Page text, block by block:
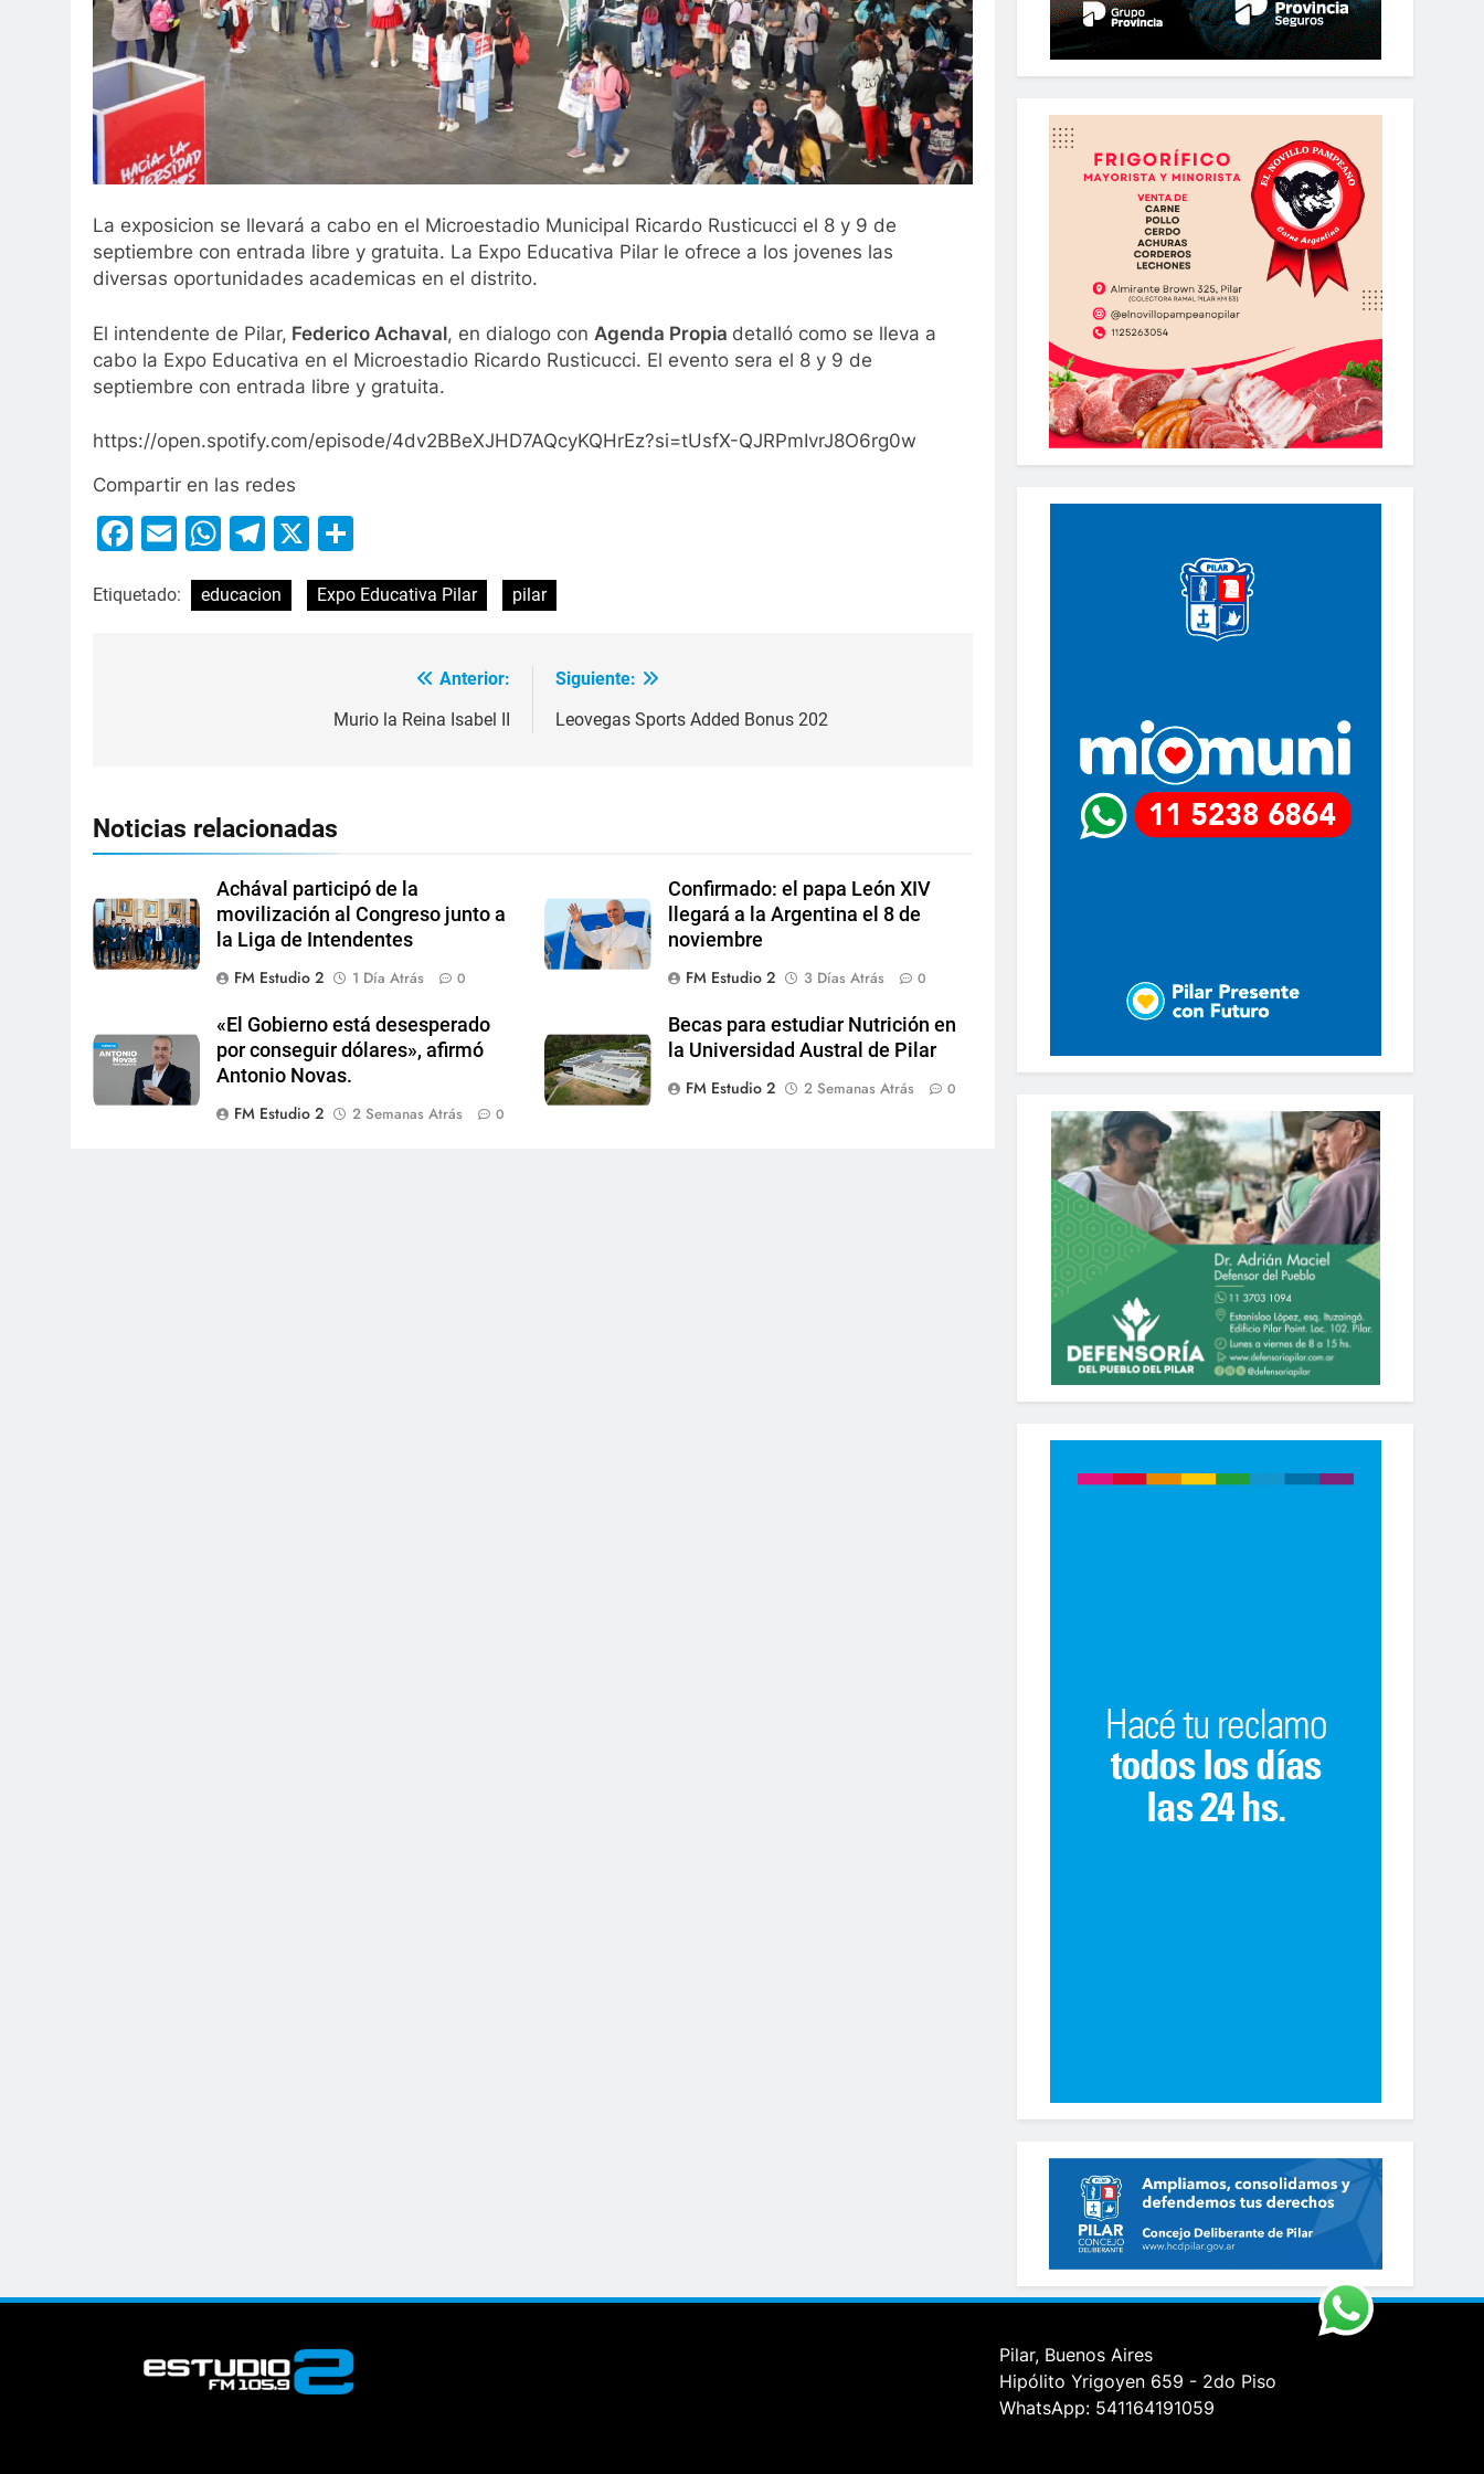
La exposicion se llevará a cabo en el Microestadio Municipal Ricardo Rusticucci el 8 y 9 de
septiembre con entrada libre y gratuita. La Expo Educativa Pilar le ofrece a los jovenes las
diversas oportunidades academicas en el distrito.
El intendente de Pilar, Federico Achaval, en dialogo con Agenda Propia detalló como se lleva a
cabo la Expo Educativa en el Microestadio Ricardo Rusticucci. El evento sera el 8 y 9 de
septiembre con entrada libre y gratuita.
https://open.spotify.com/episode/4dv2BBeXJHD7AQcyKQHrEz?si=tUsfX-QJRPmIvrJ8O6rg0w
Compartir en las redes
Facebook
EmailWhatsApp
Telegram
X
Etiquetado: educacion Expo Educativa Pilar pilar
Anterior:
Murio la Reina Isabel II
Siguiente:
Leovegas Sports Added Bonus 202
Noticias relacionadas
Achával participó de la
movilización al Congreso junto a
la Liga de Intendentes
FM Estudio 2
1 Día Atrás 0
Confirmado: el papa León XIV
llegará a la Argentina el 8 de
noviembre
FM Estudio 2
3 Días Atrás 0
«El Gobierno está desesperado
por conseguir dólares», afirmó
Antonio Novas.
FM Estudio 2
2 Semanas Atrás 0
Becas para estudiar Nutrición en
la Universidad Austral de Pilar
FM Estudio 2
2 Semanas Atrás 0
Pilar, Buenos Aires
Hipólito Yrigoyen 659 - 2do Piso
WhatsApp: 541164191059